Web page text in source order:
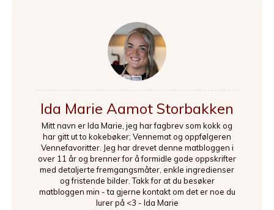
Ida Marie Aamot Storbakken
Mitt navn er Ida Marie, jeg har fagbrev som kokk og
har gitt ut to kokebøker; Vennemat og oppfølgeren
Vennefavoritter. Jeg har drevet denne matbloggen i
over 11 år og brenner for å formidle gode oppskrifter
med detaljerte fremgangsmåter, enkle ingredienser
og fristende bilder. Takk for at du besøker
matbloggen min - ta gjerne kontakt om det er noe du
lurer på <3 - Ida Marie